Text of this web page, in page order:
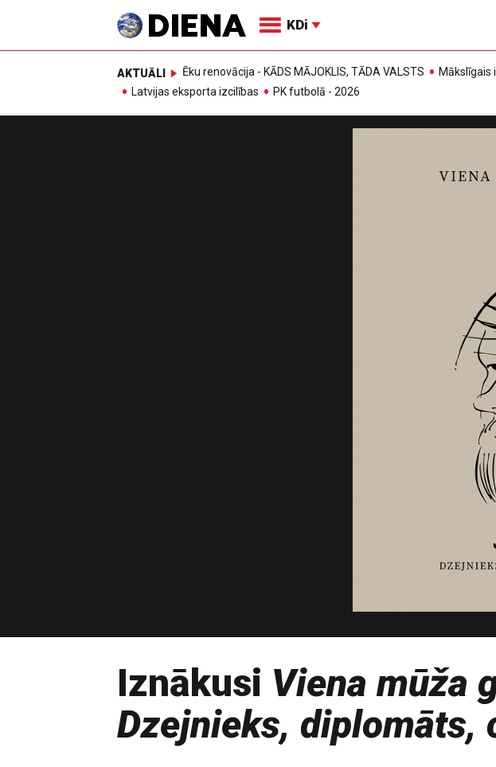
KDi
AKTUĀLI Ēku renovācija - KĀDS MĀJOKLIS, TĀDA VALSTS
Mākslīgais
Latvijas eksporta izcilības
PK futbolā - 2026
Iznākusi Viena mūža
Dzejnieks, diplomāts,